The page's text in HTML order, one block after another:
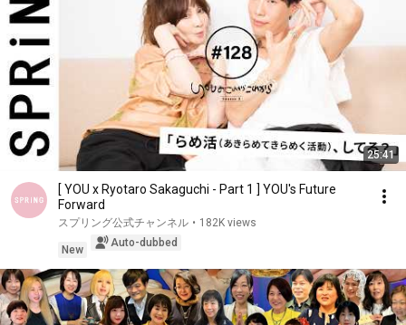
25:41
[ YOU x Ryotaro Sakaguchi - Part 1 ] YOU's Future
Forward
スプリング公式チャンネル • 182K views
New
Auto-dubbed